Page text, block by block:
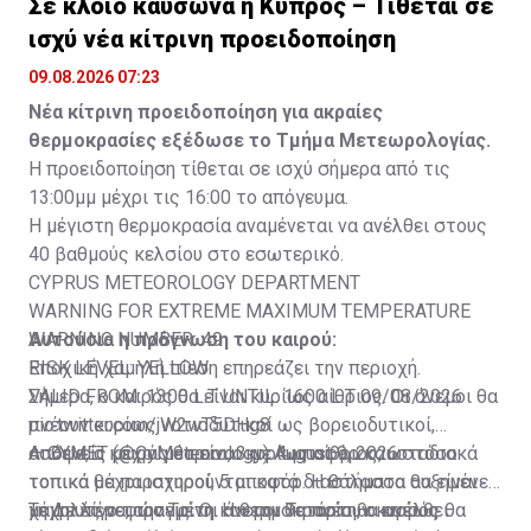
ισχύ νέα κίτρινη προειδοποίηση
09.08.2026 07:23
Νέα κίτρινη προειδοποίηση για ακραίες
θερμοκρασίες εξέδωσε το Τμήμα Μετεωρολογίας.
Η προειδοποίηση τίθεται σε ισχύ σήμερα από τις
13:00μμ μέχρι τις 16:00 το απόγευμα.
Η μέγιστη θερμοκρασία αναμένεται να ανέλθει στους
40 βαθμούς κελσίου στο εσωτερικό.
CYPRUS METEOROLOGY DEPARTMENT
WARNING FOR EXTREME MAXIMUM TEMPERATURE
WARNING NUMBER: 49
RISK LEVEL: YELLOW
VALID FROM: 1300 L.T UNTIL: 1600 L.T 09/08/2026
pic.twitter.com/jW2wT5DHg8
— CYMET (@CyMeteorology)August 9, 2026
Αυτούσια η πρόγνωση του καιρού:
Εποχική χαμηλή πίεση επηρεάζει την περιοχή.
Σήμερα, ο καιρός θα είναι κυρίως αίθριος. Οι άνεμοι θα
πνέουν κυρίως νοτιοδυτικοί ως βορειοδυτικοί,
ασθενείς μέχρι μέτριοι, 3 με 4 μποφόρ και σταδιακά
τοπικά μέχρι ισχυροί, 5 μποφόρ. Η θάλασσα θα είναι
μέχρι λίγο ταραγμένη. Η θερμοκρασία θα ανέλθει
Απόψε, ο καιρός θα είναι κυρίως αίθριος, ωστόσο
τοπικά θα παρατηρούνται κατά διαστήματα αυξημένες
χαμηλές νεφώσεις. Οι άνεμοι θα πνέουν κυρίως
Τη Δευτέρα, την Τρίτη και την Τετάρτη, ο καιρός θα